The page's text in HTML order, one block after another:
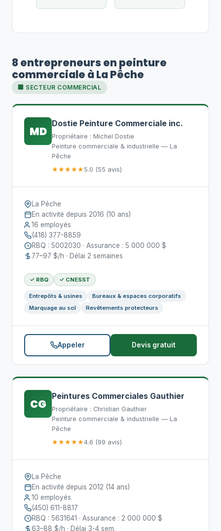
8 entrepreneurs en peinture
commerciale à La Pêche
🏢 SECTEUR COMMERCIAL
MD
Dostie Peinture Commerciale inc.
Propriétaire : Michel Dostie
Peinture commerciale & industrielle — La
Pêche
★★★★★5.0 (55 avis)
La Pêche
En activité depuis 2016 (10 ans)
16 employés
(418) 377-8859
RBQ : 5002030 · Assurance : 5 000 000 $
77–97 $/h · Délai 2 semaines
✓ RBQ ✓ CNESST
Entrepôts & usines
Bureaux & espaces corporatifs
Marquage au sol
Revêtements protecteurs
Appeler Devis gratuit
CG
Peintures Commerciales Gauthier
Propriétaire : Christian Gauthier
Peinture commerciale & industrielle — La
Pêche
★★★★★4.6 (99 avis)
La Pêche
En activité depuis 2012 (14 ans)
10 employés
(450) 611-8817
RBQ : 5631641 · Assurance : 2 000 000 $
63–88 $/h · Délai 3-4 sem.